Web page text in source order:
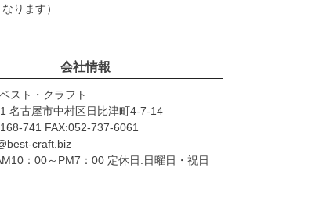
ります）
会社情報
スト・クラフト
名古屋市中村区日比津町4-7-14
741 FAX:052-737-6061
craft.biz
：00～PM7：00 定休日:日曜日・祝日